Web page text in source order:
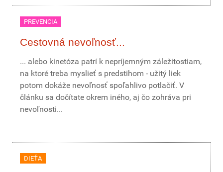
PREVENCIA
Cestovná nevoľnosť...
... alebo kinetóza patrí k nepríjemným záležitostiam,
na ktoré treba myslieť s predstihom - užitý liek
potom dokáže nevoľnosť spoľahlivo potlačiť. V
článku sa dočítate okrem iného, aj čo zohráva pri
nevoľnosti...
DIEŤA